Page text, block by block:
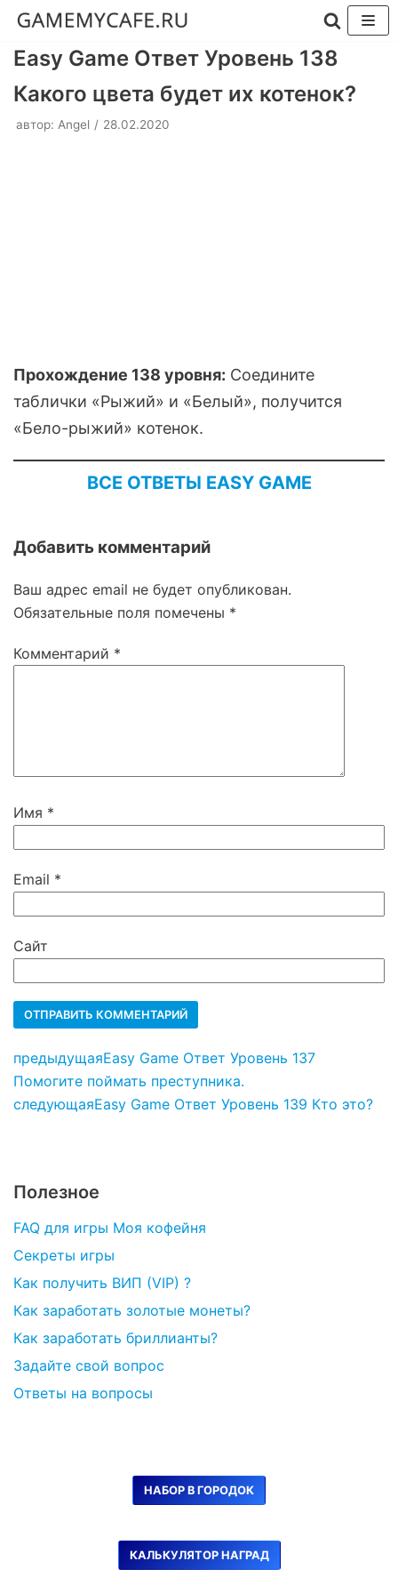
Перейти
содержимому
Easy Game Ответ Уровень 138
Какого цвета будет их котенок?
автор: Angel 28.02.2020
Прохождение 138 уровня: Соедините
таблички «Рыжий» и «Белый», получится
«Бело-рыжий» котенок.
ВСЕ ОТВЕТЫ EASY GAME
Добавить комментарий
Ваш адрес email не будет опубликован.
Обязательные поля помечены *
Комментарий *
Имя *
Email *
Сайт
предыдущаяEasy Game Ответ Уровень 137
Помогите поймать преступника.
следующаяEasy Game Ответ Уровень 139 Кто это?
Полезное
FAQ для игры Моя кофейня
Секреты игры
Как получить ВИП (VIP) ?
Как заработать золотые монеты?
Как заработать бриллианты?
Задайте свой вопрос
Ответы на вопросы
НАБОР В ГОРОДОК
КАЛЬКУЛЯТОР НАГРАД